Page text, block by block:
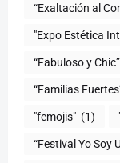
“Exaltación al
"Expo Estética
“Fabuloso y Chic”
“Familias
"femojis" (1)
“Festival Yo Soy